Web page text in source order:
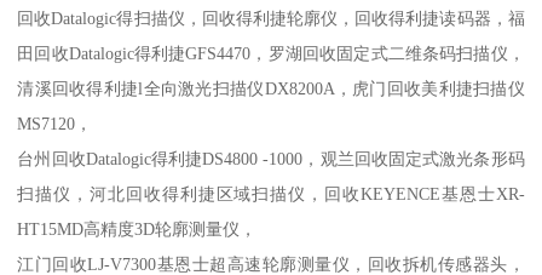
回收Datalogic得扫描仪，回收得利捷轮廓仪，回收得利捷读码器， 福
田回收Datalogic得利捷GFS4470，罗湖回收固定式二维条码扫描仪，
清溪回收得利捷l全向激光扫描仪DX8200A，虎门回收美利捷扫描仪
MS7120，
台州回收Datalogic得利捷DS4800 -1000，观兰回收固定式激光条形码
扫描仪，河北回收得利捷区域扫描仪，回收KEYENCE基恩士XR-
HT15MD高精度3D轮廓测量仪，
江门回收LJ-V7300基恩士超高速轮廓测量仪，回收拆机传感器头，